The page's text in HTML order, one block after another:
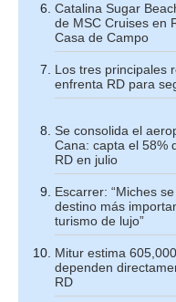
Catalina Sugar
de MSC Cruises en
Casa de Campo
Los tres principales
enfrenta RD para
Se consolida el
Cana: capta el 58%
RD en julio
Escarrer: “Miches
destino más
turismo de lujo”
Mitur estima
dependen
RD